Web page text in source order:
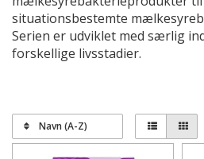
situationsbestemte
Serien er udviklet med særlig
forskellige livsstadier.
Navn (A-Z)